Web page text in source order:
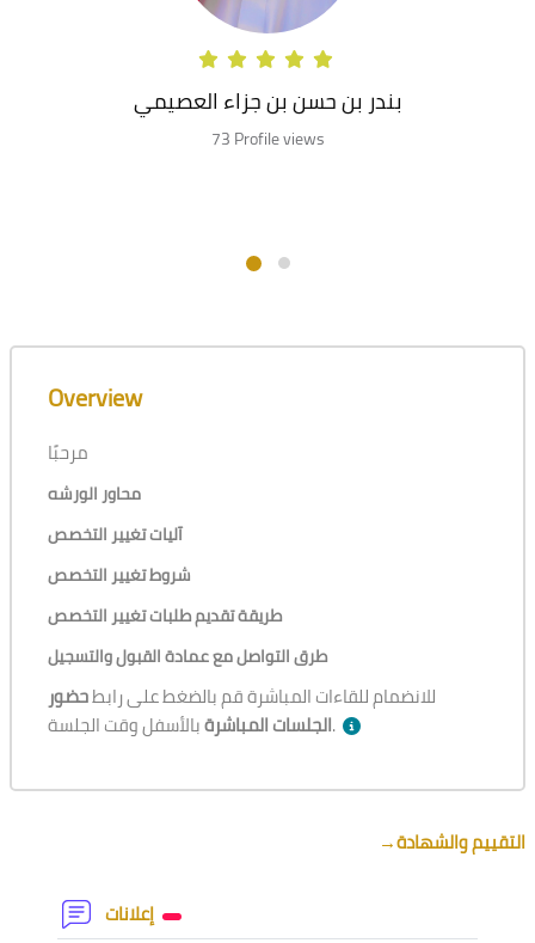
بندر بن حسن بن جزاء العصيمي
73 Profile views
Blocks
Skip [Cocoon] Course Overview
Overview
مرحبًا
محاور الورشه
آليات تغيير التخصص
شروط تغيير التخصص
طريقة تقديم طلبات تغيير التخصص
طرق التواصل مع عمادة القبول والتسجيل
للانضمام للقاءات المباشرة قم بالضغط على رابطحضور
الجلسات المباشرةبالأسفل وقت الجلسة.
→التقييم والشهادة
Forum